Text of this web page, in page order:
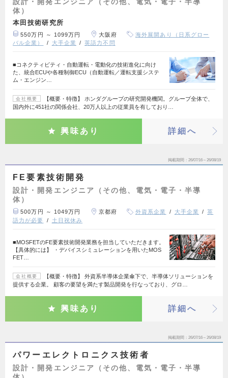
体）
本田技術研究所
550万円 ～ 1099万円 大阪府
海外展開あり（日系グロー
バル企業）
大手企業 英語力不問
■コネクティビティ・自動運転・電動化の技術進化に向け
た、統合ECUや各種制御ECU（自動運転／運転支援システ
ム・エンジン…
会社概要
【概要・特徴】 ホンダグループの研究開発機関。グループ全体で、
国内外に451社の関係会社、20万人以上の従業員を有しており…
興味あり 詳細へ
掲載期間 26/07/16～26/08/19
FE要素技術開発
設計・開発エンジニア（その他、電気・電子・半導
体）
500万円 ～ 1049万円 京都府 外資系企業 大手企業
英
語力が必要
土日祝休み
■MOSFETのFE要素技術開発業務を担当していただきます。
【具体的には】 ・デバイスシミュレーションを用いたMOS
FET…
会社概要
【概要・特徴】 外資系半導体企業傘下で、半導体ソリューションを
提供する企業。 顧客の要望を満たす製品開発を行なっており、グロ…
興味あり 詳細へ
掲載期間 26/07/16～26/08/19
パワーエレクトロニクス技術者
設計・開発エンジニア（その他、電気・電子・半導